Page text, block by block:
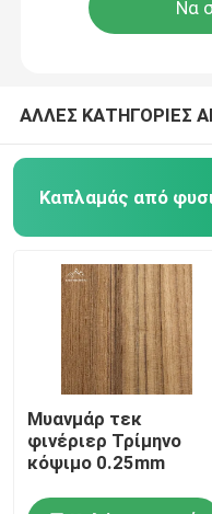
ΑΛΛΕΣ ΚΑΤΗΓΟΡΙΕΣ
Καπλαμάς από
Μυανμάρ τεκ
φινέριερ Τρίμηνο
κόψιμο 0.25mm